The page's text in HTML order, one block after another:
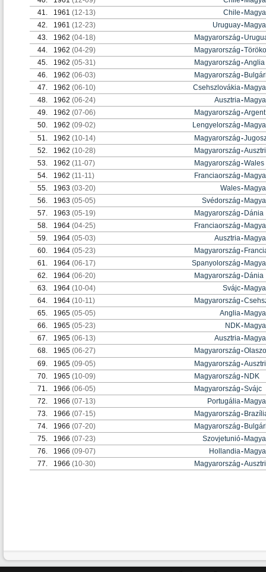
41.
1961 (12-13) Chile-
42.
1961 (12-23) Uruguay-
43.
1962 (04-18) Magyarország-
44.
1962 (04-29) Magyarország-
45.
1962 (05-31) Magyarország-Anglia
46.
1962 (06-03) Magyarország-
47.
1962 (06-10) Csehszlovákia-
48.
1962 (06-24) Ausztria-
49.
1962 (07-06) Magyarország-
50.
1962 (09-02) Lengyelország-
51.
1962 (10-14) Magyarország-
52.
1962 (10-28) Magyarország-
53.
1962 (11-07) Magyarország-Wales
54.
1962 (11-11) Franciaország-
55.
1963 (03-20) Wales-
56.
1963 (05-05) Svédország-
57.
1963 (05-19) Magyarország- Dánia
58.
1964 (04-25) Franciaország-
59.
1964 (05-03) Ausztria-
60.
1964 (05-23) Magyarország-
61.
1964 (06-17) Spanyolország-
62.
1964 (06-20) Magyarország- Dánia
63.
1964 (10-04) Svájc-
64.
1964 (10-11) Magyarország-
65.
1965 (05-05) Anglia-
66.
1965 (05-23) NDK-
67.
1965 (06-13) Ausztria-
68.
1965 (06-27) Magyarország-
69.
1965 (09-05) Magyarország-
70.
1965 (10-09) Magyarország- NDK
71.
1966 (06-05) Magyarország-Svájc
72.
1966 (07-13) Portugália-
73.
1966 (07-15) Magyarország-
74.
1966 (07-20) Magyarország-
75.
1966 (07-23) Szovjetunió-
76.
1966 (09-07) Hollandia-
77.
1966 (10-30) Magyarország-